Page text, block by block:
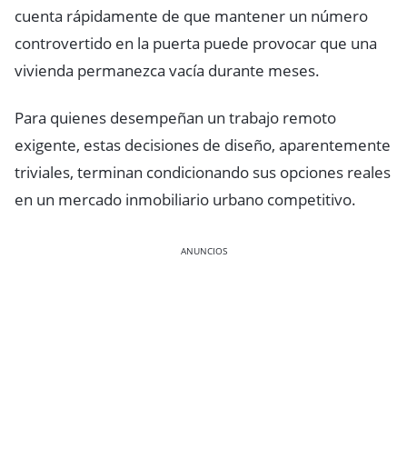
cuenta rápidamente de que mantener un número
controvertido en la puerta puede provocar que una
vivienda permanezca vacía durante meses.
Para quienes desempeñan un trabajo remoto
exigente, estas decisiones de diseño, aparentemente
triviales, terminan condicionando sus opciones reales
en un mercado inmobiliario urbano competitivo.
ANUNCIOS